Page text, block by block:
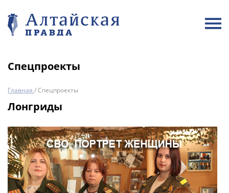
Спецпроекты
Главная /Спецпроекты
Лонгриды